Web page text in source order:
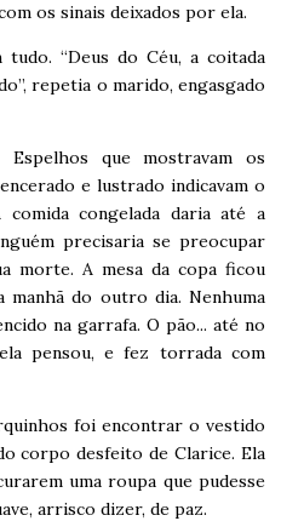
os sinais deixados por ela.
“Deus do Céu, a coitada
repetia o marido, engasgado
que mostravam os
e lustrado indicavam o
comida congelada daria até a
precisaria se preocupar
morte. A mesa da copa ficou
manhã do outro dia. Nenhuma
na garrafa. O pão... até no
pensou, e fez torrada com
foi encontrar o vestido
corpo desfeito de Clarice. Ela
uma roupa que pudesse
arrisco dizer, de paz.